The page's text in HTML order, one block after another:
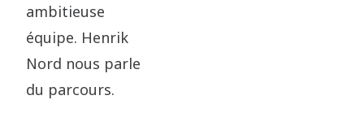
ambitieuse
équipe. Henrik
Nord nous parle
du parcours.